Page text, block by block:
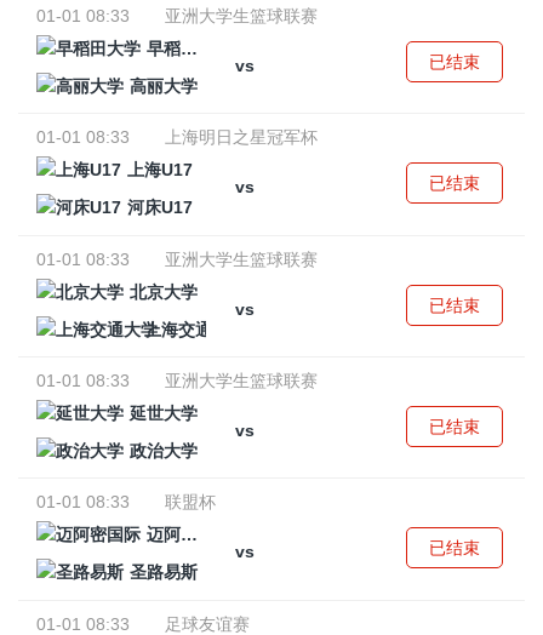
01-01 08:33
亚洲大学生篮球联赛
早稻田大学
vs
高丽大学
已结束
01-01 08:33
上海明日之星冠军杯
上海U17
vs
河床U17
已结束
01-01 08:33
亚洲大学生篮球联赛
北京大学
vs
上海交通大学
已结束
01-01 08:33
亚洲大学生篮球联赛
延世大学
vs
政治大学
已结束
01-01 08:33
联盟杯
迈阿密国际
vs
圣路易斯
已结束
01-01 08:33
足球友谊赛